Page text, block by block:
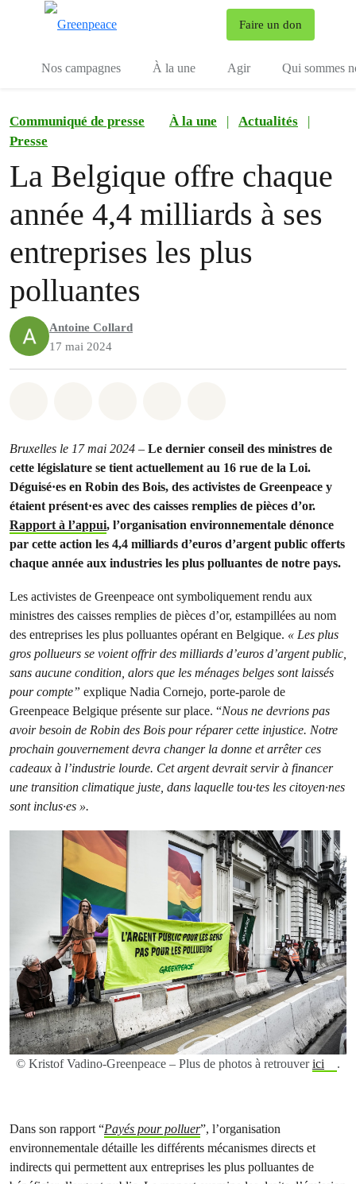
Faire un don
Nos campagnes À la une Agir Qui sommes
Communiqué de presse À la une | Actualités
|
Presse
La Belgique offre chaque
année 4,4 milliards à ses
entreprises les plus
polluantes
Antoine Collard
17 mai 2024
Bruxelles le 17 mai 2024 – Le dernier conseil des ministres de
cette législature se tient actuellement au 16 rue de la Loi.
Déguisé·es en Robin des Bois, des activistes de Greenpeace y
étaient présent·es avec des caisses remplies de pièces d’or.
Rapport à l’appui, l’organisation environnementale dénonce
par cette action les 4,4 milliards d’euros d’argent public offerts
chaque année aux industries les plus polluantes de notre pays.
Les activistes de Greenpeace ont symboliquement rendu aux
ministres des caisses remplies de pièces d’or, estampillées au nom
des entreprises les plus polluantes opérant en Belgique. « Les plus
gros pollueurs se voient offrir des milliards d’euros d’argent public,
sans aucune condition, alors que les ménages belges sont laissés
pour compte” explique Nadia Cornejo, porte-parole de
Greenpeace Belgique présente sur place. “Nous ne devrions pas
avoir besoin de Robin des Bois pour réparer cette injustice. Notre
prochain gouvernement devra changer la donne et arrêter ces
cadeaux à l’industrie lourde. Cet argent devrait servir à financer
une transition climatique juste, dans laquelle tou·tes les citoyen·nes
sont inclus·es ».
© Kristof Vadino-Greenpeace – Plus de photos à retrouverici .
Dans son rapport “Payés pour polluer”, l’organisation
environnementale détaille les différents mécanismes directs et
indirects qui permettent aux entreprises les plus polluantes de